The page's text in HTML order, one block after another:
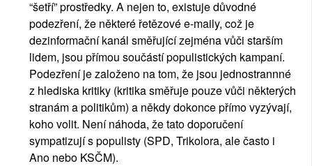
“šetří” prostředky. A nejen to, existuje důvodné
podezření, že některé řetězové e-maily, což je
dezinformační kanál směřující zejména vůči starším
lidem, jsou přímou součástí populistických kampaní.
Podezření je založeno na tom, že jsou jednostrannné
z hlediska kritiky (kritika směřuje pouze vůči některých
stranám a politikům) a někdy dokonce přímo vyzývají,
koho volit. Není náhoda, že tato doporučení
sympatizují s populisty (SPD, Trikolora, ale často i
Ano nebo KSČM).